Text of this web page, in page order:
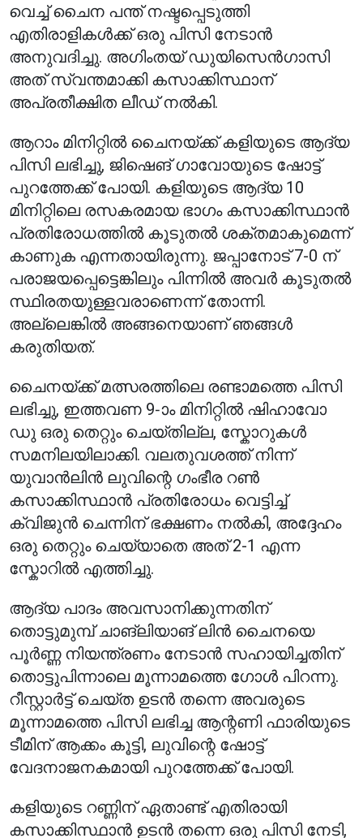
വെച്ച് ചൈന പന്ത് നഷ്ടപ്പെടുത്തി
എതിരാളികൾക്ക് ഒരു പിസി നേടാൻ
അനുവദിച്ചു. അഗിംതയ് ഡുയിസെൻഗാസി
അത് സ്വന്തമാക്കി കസാക്കിസ്ഥാന്
അപ്രതീക്ഷിത ലീഡ് നൽകി.
ആറാം മിനിറ്റിൽ ചൈനയ്ക്ക് കളിയുടെ ആദ്യ
പിസി ലഭിച്ചു, ജിഷെങ് ഗാവോയുടെ ഷോട്ട്
പുറത്തേക്ക് പോയി. കളിയുടെ ആദ്യ 10
മിനിറ്റിലെ രസകരമായ ഭാഗം കസാക്കിസ്ഥാൻ
പ്രതിരോധത്തിൽ കൂടുതൽ ശക്തമാകുമെന്ന്
കാണുക എന്നതായിരുന്നു. ജപ്പാനോട് 7-0 ന്
പരാജയപ്പെട്ടെങ്കിലും പിന്നിൽ അവർ കൂടുതൽ
സ്ഥിരതയുള്ളവരാണെന്ന് തോന്നി.
അല്ലെങ്കിൽ അങ്ങനെയാണ് ഞങ്ങൾ
കരുതിയത്.
ചൈനയ്ക്ക് മത്സരത്തിലെ രണ്ടാമത്തെ പിസി
ലഭിച്ചു, ഇത്തവണ 9-ാം മിനിറ്റിൽ ഷിഹാവോ
ഡു ഒരു തെറ്റും ചെയ്തില്ല, സ്കോറുകൾ
സമനിലയിലാക്കി. വലതുവശത്ത് നിന്ന്
യുവാൻലിൻ ലുവിന്റെ ഗംഭീര റൺ
കസാക്കിസ്ഥാൻ പ്രതിരോധം വെട്ടിച്ച്
ക്വിജുൻ ചെന്നിന് ഭക്ഷണം നൽകി, അദ്ദേഹം
ഒരു തെറ്റും ചെയ്യാതെ അത് 2-1 എന്ന
സ്കോറിൽ എത്തിച്ചു.
ആദ്യ പാദം അവസാനിക്കുന്നതിന്
തൊട്ടുമുമ്പ് ചാങ്ലിയാങ് ലിൻ ചൈനയെ
പൂർണ്ണ നിയന്ത്രണം നേടാൻ സഹായിച്ചതിന്
തൊട്ടുപിന്നാലെ മൂന്നാമത്തെ ഗോൾ പിറന്നു.
റീസ്റ്റാർട്ട് ചെയ്ത ഉടൻ തന്നെ അവരുടെ
മൂന്നാമത്തെ പിസി ലഭിച്ച ആന്റണി ഫാരിയുടെ
ടീമിന് ആക്കം കൂട്ടി, ലുവിന്റെ ഷോട്ട്
വേദനാജനകമായി പുറത്തേക്ക് പോയി.
കളിയുടെ റണ്ണിന് ഏതാണ്ട് എതിരായി
കസാക്കിസ്ഥാൻ ഉടൻ തന്നെ ഒരു പിസി നേടി,